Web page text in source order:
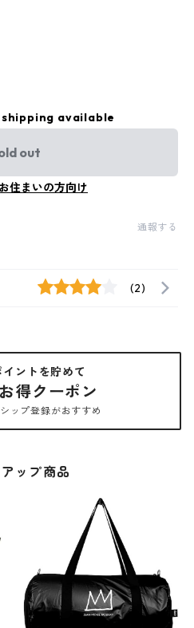
available
out
住まいの方向け
通報する
(2)
ントを貯めて
得クーポン
ップ登録がおすすめ
ップ商品